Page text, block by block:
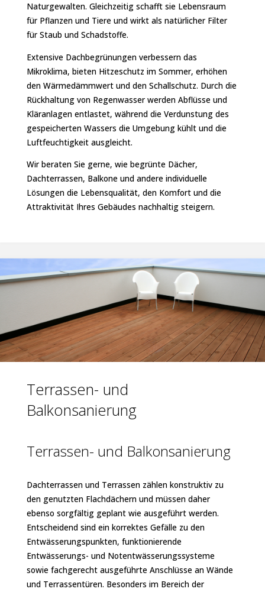
Naturgewalten. Gleichzeitig schafft sie Lebensraum
für Pflanzen und Tiere und wirkt als natürlicher Filter
für Staub und Schadstoffe.
Extensive Dachbegrünungen verbessern das
Mikroklima, bieten Hitzeschutz im Sommer, erhöhen
den Wärmedämmwert und den Schallschutz. Durch die
Rückhaltung von Regenwasser werden Abflüsse und
Kläranlagen entlastet, während die Verdunstung des
gespeicherten Wassers die Umgebung kühlt und die
Luftfeuchtigkeit ausgleicht.
Wir beraten Sie gerne, wie begrünte Dächer,
Dachterrassen, Balkone und andere individuelle
Lösungen die Lebensqualität, den Komfort und die
Attraktivität Ihres Gebäudes nachhaltig steigern.
Terrassen- und
Balkonsanierung
Terrassen- und Balkonsanierung
Dachterrassen und Terrassen zählen konstruktiv zu
den genutzten Flachdächern und müssen daher
ebenso sorgfältig geplant wie ausgeführt werden.
Entscheidend sind ein korrektes Gefälle zu den
Entwässerungspunkten, funktionierende
Entwässerungs- und Notentwässerungssysteme
sowie fachgerecht ausgeführte Anschlüsse an Wände
und Terrassentüren. Besonders im Bereich der